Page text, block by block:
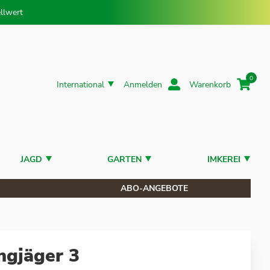
International Anmelden Warenkorb
0
JAGD GARTEN IMKEREI
ABO-ANGEBOTE
3